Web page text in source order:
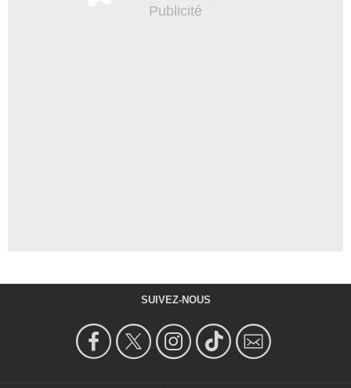
SUIVEZ-NOUS